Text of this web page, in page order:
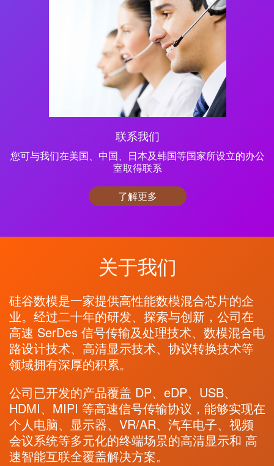
联系我们
您可与我们在美国、中国、日本及韩国等国家所设立的办公
室取得联系
了解更多
关于我们
硅谷数模是一家提供高性能数模混合芯片的企
业。经过二十年的研发、探索与创新，公司在
高速 SerDes 信号传输及处理技术、数模混合电
路设计技术、高清显示技术、协议转换技术等
领域拥有深厚的积累。
公司已开发的产品覆盖 DP、eDP、USB、
HDMI、MIPI 等高速信号传输协议，能够实现在
个人电脑、显示器、VR/AR、汽车电子、视频
会议系统等多元化的终端场景的高清显示和 高
速智能互联全覆盖解决方案。